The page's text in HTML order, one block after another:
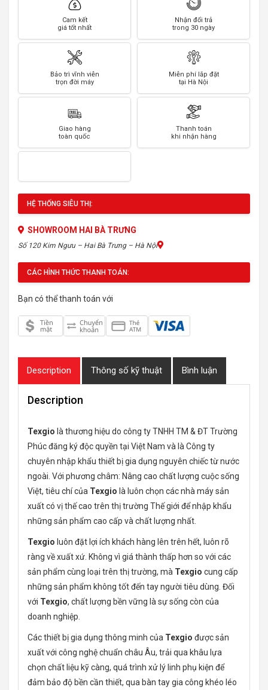
Cam kết
giá tốt nhất
Nhận đổi trả
trong 30 ngày
Bảo trì vĩnh viễn
trọn đời máy
Miễn phí lắp đặt
tại Hà Nội
Giao hàng
toàn quốc
Thanh toán
khi nhận hàng
HỆ THỐNG SIÊU THỊ:
SHOWROOM HAI BÀ TRƯNG
Số 120 Kim Ngưu – Hai Bà Trưng – Hà Nội
CÁC HÌNH THỨC THANH TOÁN:
Bạn có thể thanh toán với
Description Thông số kỹ thuật Bình luận
Description
Texgio là thương hiệu do công ty TNHH TM & ĐT Trường
Phúc đăng ký độc quyền tại Việt Nam và là Công ty
chuyên nhập khẩu thiết bị gia dụng nguyên chiếc từ nước
ngoài. Với phương châm: Nâng cao chất lượng cuộc sống
Việt, tiêu chí của Texgio là luôn chọn các nhà máy sản
xuất có vị thế cao trên thị trường Thế giới để nhập khẩu
những sản phẩm cao cấp và chất lượng nhất.
Texgio luôn đặt lợi ích khách hàng lên trên hết, luôn rõ
ràng về xuất xứ. Không vì giá thành thấp hơn so với các
sản phẩm cùng loại trên thị trường, mà Texgio cung cấp
những sản phẩm không tốt đến tay người tiêu dùng. Đối
với Texgio, chất lượng bền vững là sự sống còn của
doanh nghiệp.
Các thiết bị gia dụng thông minh của Texgio được sản
xuất với công nghệ chuẩn châu Âu, trải qua khâu lựa
chọn chất liệu kỹ càng, quá trình xử lý linh phụ kiện để
đảm bảo độ bền cần thiết, qua bàn tay gia công khéo léo